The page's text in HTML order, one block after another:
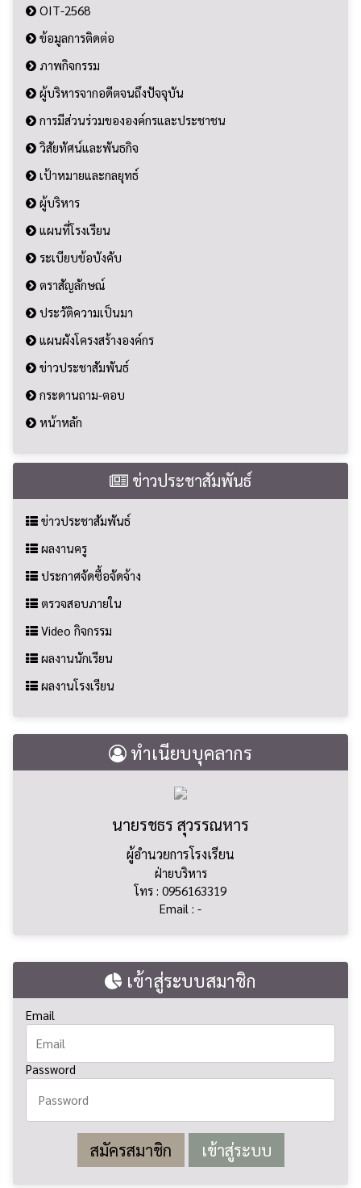
OIT-2568
ข้อมูลการติดต่อ
ภาพกิจกรรม
ผู้บริหารจากอดีตจนถึงปัจจุบัน
การมีส่วนร่วมขององค์กรและประชาชน
วิสัยทัศน์และพันธกิจ
เป้าหมายและกลยุทธ์
ผู้บริหาร
แผนที่โรงเรียน
ระเบียบข้อบังคับ
ตราสัญลักษณ์
ประวัติความเป็นมา
แผนผังโครงสร้างองค์กร
ข่าวประชาสัมพันธ์
กระดานถาม-ตอบ
หน้าหลัก
ข่าวประชาสัมพันธ์
ข่าวประชาสัมพันธ์
ผลงานครู
ประกาศจัดซื้อจัดจ้าง
ตรวจสอบภายใน
Video กิจกรรม
ผลงานนักเรียน
ผลงานโรงเรียน
ทำเนียบบุคลากร
นายรชธร สุวรรณหาร
ผู้อำนวยการโรงเรียน
ฝ่ายบริหาร
โทร : 0956163319
Email : -
เข้าสู่ระบบสมาชิก
Email
Password
สมัครสมาชิก